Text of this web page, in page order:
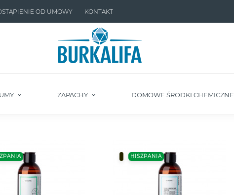
OD UMOWY KONTAKT
ZAPACHY DOMOWE ŚRODKI CHEMICZNE
HISZPANIA